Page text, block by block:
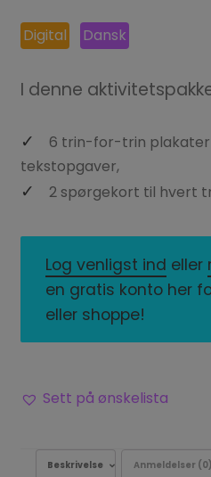
Digital Dansk
I denne
6 trin-for-trin plakater
tekstopgaver,
2 spørgekort til hvert
Log venligst ind eller
en gratis konto her
eller shoppe!
Sett på ønskelista
Beskrivelse Anmeldelser (0)